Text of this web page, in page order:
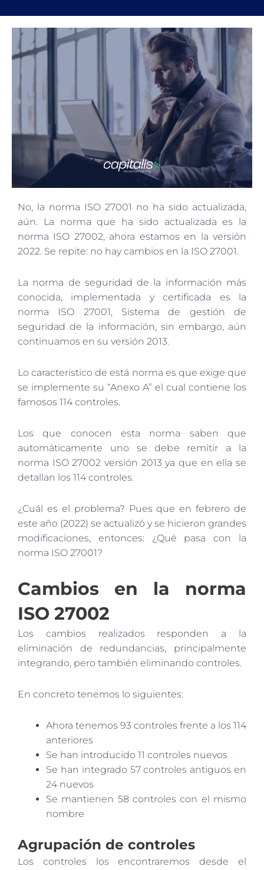
No, la norma ISO 27001 no ha sido actualizada,
aún. La norma que ha sido actualizada es la
norma ISO 27002, ahora estamos en la versión
2022. Se repite: no hay cambios en la ISO 27001.
La norma de seguridad de la información más
conocida, implementada y certificada es la
norma ISO 27001, Sistema de gestión de
seguridad de la información, sin embargo, aún
continuamos en su versión 2013.
Lo característico de está norma es que exige que
se implemente su “Anexo A” el cual contiene los
famosos 114 controles.
Los que conocen esta norma saben que
automáticamente uno se debe remitir a la
norma ISO 27002 versión 2013 ya que en ella se
detallan los 114 controles.
¿Cuál es el problema? Pues que en febrero de
este año (2022) se actualizó y se hicieron grandes
modificaciones, entonces: ¿Qué pasa con la
norma ISO 27001?
Cambios en la norma
ISO 27002
Los cambios realizados responden a la
eliminación de redundancias, principalmente
integrando, pero también eliminando controles.
En concreto tenemos lo siguientes:
Ahora tenemos 93 controles frente a los 114
anteriores
Se han introducido 11 controles nuevos
Se han integrado 57 controles antiguos en
24 nuevos
Se mantienen 58 controles con el mismo
nombre
Agrupación de controles
Los controles los encontraremos desde el